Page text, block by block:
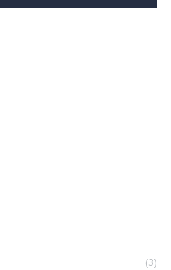
(3)